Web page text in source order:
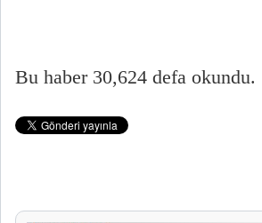
Bu haber 30,624 defa okundu.